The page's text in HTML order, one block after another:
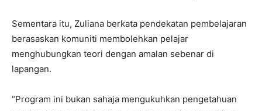
Sementara itu, Zuliana berkata pendekatan pembelajaran
berasaskan komuniti membolehkan pelajar
menghubungkan teori dengan amalan sebenar di
lapangan.
“Program ini bukan sahaja mengukuhkan pengetahuan